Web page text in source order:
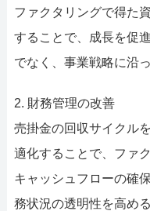
ファクタリングで得た
することで、成長を促
でなく、事業戦略に沿
2. 財務管理の改善
売掛金の回収サイクル
適化することで、ファ
キャッシュフローの確
務状況の透明性を高め